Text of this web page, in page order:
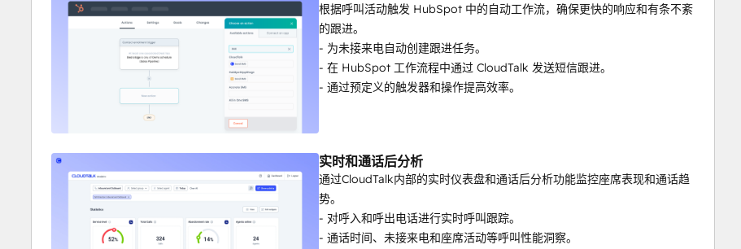
根据呼叫活动触发 HubSpot 中的自动工作流，确保更快的响应和有条不紊
的跟进。
- 为未接来电自动创建跟进任务。
- 在 HubSpot 工作流程中通过 CloudTalk 发送短信跟进。
- 通过预定义的触发器和操作提高效率。
实时和通话后分析
通过CloudTalk内部的实时仪表盘和通话后分析功能监控座席表现和通话趋
势。
- 对呼入和呼出电话进行实时呼叫跟踪。
- 通话时间、未接来电和座席活动等呼叫性能洞察。